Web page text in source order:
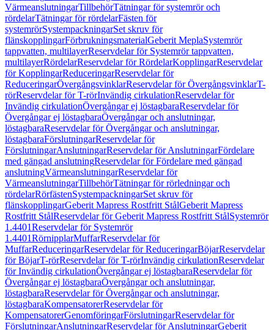
VärmeanslutningarTillbehörTätningar för systemrör och
rördelarTätningar för rördelarFästen för
systemrörSystempackningarSet skruv för
flänskopplingarFörbrukningsmaterialGeberit MeplaSystemrör
tappvatten, multilayerReservdelar för Systemrör tappvatten,
multilayerRördelarReservdelar för RördelarKopplingarReservdelar
för KopplingarReduceringarReservdelar för
ReduceringarÖvergångsvinklarReservdelar för ÖvergångsvinklarT-
rörReservdelar för T-rörInvändig cirkulationReservdelar för
Invändig cirkulationÖvergångar ej löstagbaraReservdelar för
Övergångar ej löstagbaraÖvergångar och anslutningar,
löstagbaraReservdelar för Övergångar och anslutningar,
löstagbaraFörslutningarReservdelar för
FörslutningarAnslutningarReservdelar för AnslutningarFördelare
med gängad anslutningReservdelar för Fördelare med gängad
anslutningVärmeanslutningarReservdelar för
VärmeanslutningarTillbehörTätningar för rörledningar och
rördelarRörfästenSystempackningarSet skruv för
flänskopplingarGeberit Mapress Rostfritt StålGeberit Mapress
Rostfritt StålReservdelar för Geberit Mapress Rostfritt StålSystemrör
1.4401Reservdelar för Systemrör
1.4401RörnipplarMuffarReservdelar för
MuffarReduceringarReservdelar för ReduceringarBöjarReservdelar
för BöjarT-rörReservdelar för T-rörInvändig cirkulationReservdelar
för Invändig cirkulationÖvergångar ej löstagbaraReservdelar för
Övergångar ej löstagbaraÖvergångar och anslutningar,
löstagbaraReservdelar för Övergångar och anslutningar,
löstagbaraKompensatorerReservdelar för
KompensatorerGenomföringarFörslutningarReservdelar för
FörslutningarAnslutningarReservdelar för AnslutningarGeberit